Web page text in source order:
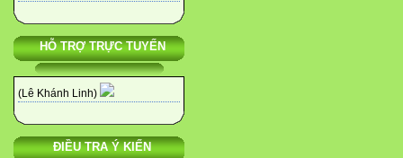
HỖ TRỢ TRỰC TUYẾN
(Lê Khánh Linh)
ĐIỀU TRA Ý KIẾN